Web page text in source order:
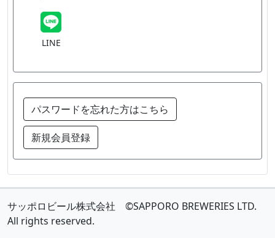
LINE
パスワードを忘れた方はこちら
新規会員登録
サッポロビール株式会社 ©SAPPORO BREWERIES LTD.
All rights reserved.